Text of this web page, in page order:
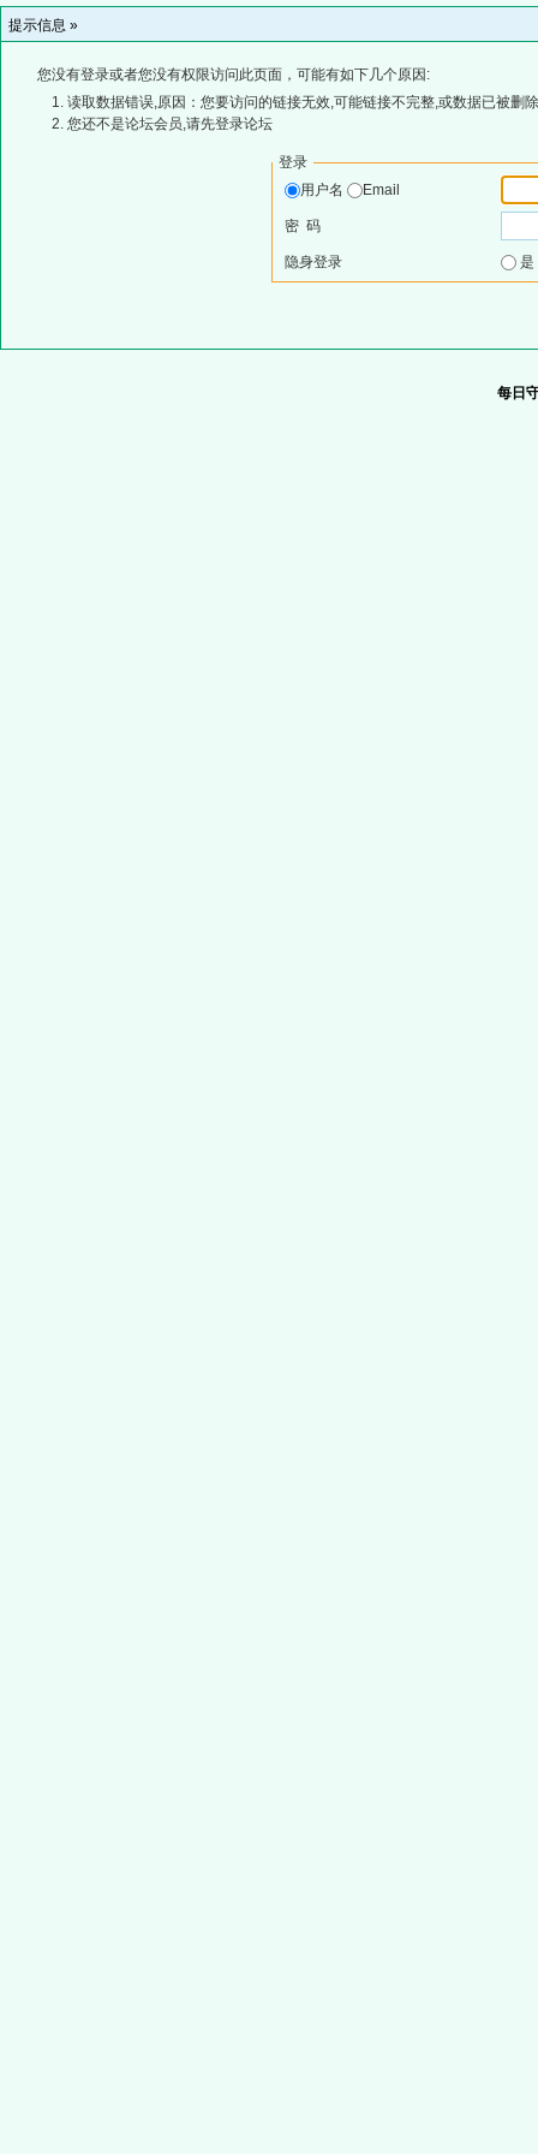
提示信息 »
您没有登录或者您没有权限访问此页面，可能有如下几个原因:
读取数据错误,原因：您要访问的链接无效,可能链接不完整,或数据已被删
您还不是论坛会员,请先登录论坛
登录
用户名
Email
密 码
隐身登录
每日